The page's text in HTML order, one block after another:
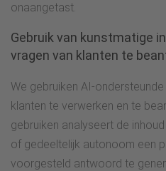
onaangetast.
Gebruik van kunstmatige
vragen van klanten te
We gebruiken AI-
klanten te verwerken en te
gebruiken analyseert de
of gedeeltelijk autonoom een
voorgesteld antwoord te